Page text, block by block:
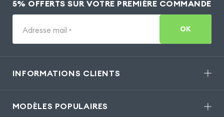
5% OFFERTS SUR VOTRE PREMIÈRE COMMANDE
Adresse mail * OK
INFORMATIONS CLIENTS
MODÈLES POPULAIRES